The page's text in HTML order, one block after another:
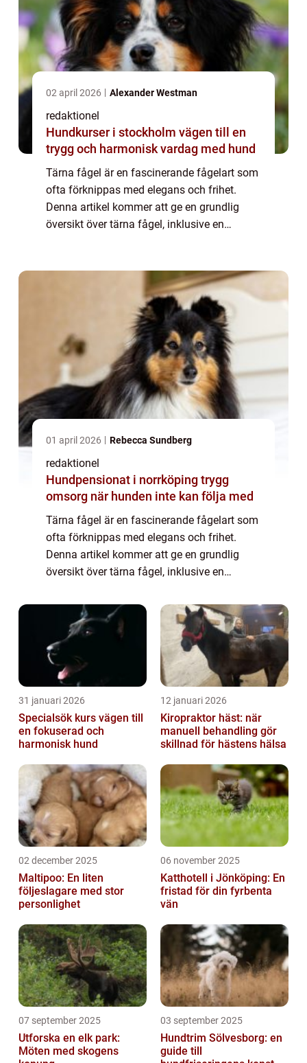
02 april 2026 Alexander Westman
redaktionel
Hundkurser i stockholm vägen till en
trygg och harmonisk vardag med hund
Tärna fågel är en fascinerande fågelart som
ofta förknippas med elegans och frihet.
Denna artikel kommer att ge en grundlig
översikt över tärna fågel, inklusive en
01 april 2026 Rebecca Sundberg
redaktionel
Hundpensionat i norrköping trygg
omsorg när hunden inte kan följa med
Tärna fågel är en fascinerande fågelart som
ofta förknippas med elegans och frihet.
Denna artikel kommer att ge en grundlig
översikt över tärna fågel, inklusive en
kvantitativa mätningar om arten, en
diskussion ...
31 januari 2026
Specialsök kurs vägen till
en fokuserad och
harmonisk hund
12 januari 2026
Kiropraktor häst: när
manuell behandling gör
skillnad för hästens hälsa
02 december 2025
Maltipoo: En liten
följeslagare med stor
personlighet
06 november 2025
Katthotell i Jönköping: En
fristad för din fyrbenta
vän
07 september 2025
Utforska en elk park:
Möten med skogens
03 september 2025
Hundtrim Sölvesborg: en
guide till